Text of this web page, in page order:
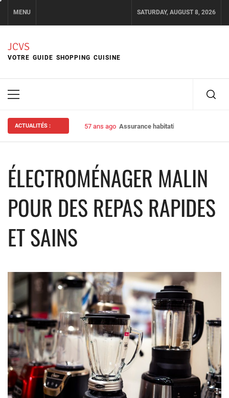
content
MENU SATURDAY, AUGUST 8, 2026
JCVS
VOTRE GUIDE SHOPPING CUISINE
Primary
ACTUALITÉS : 57 ans ago Assurance habitation : bien choisir
ÉLECTROMÉNAGER MALIN
POUR DES REPAS RAPIDES
ET SAINS